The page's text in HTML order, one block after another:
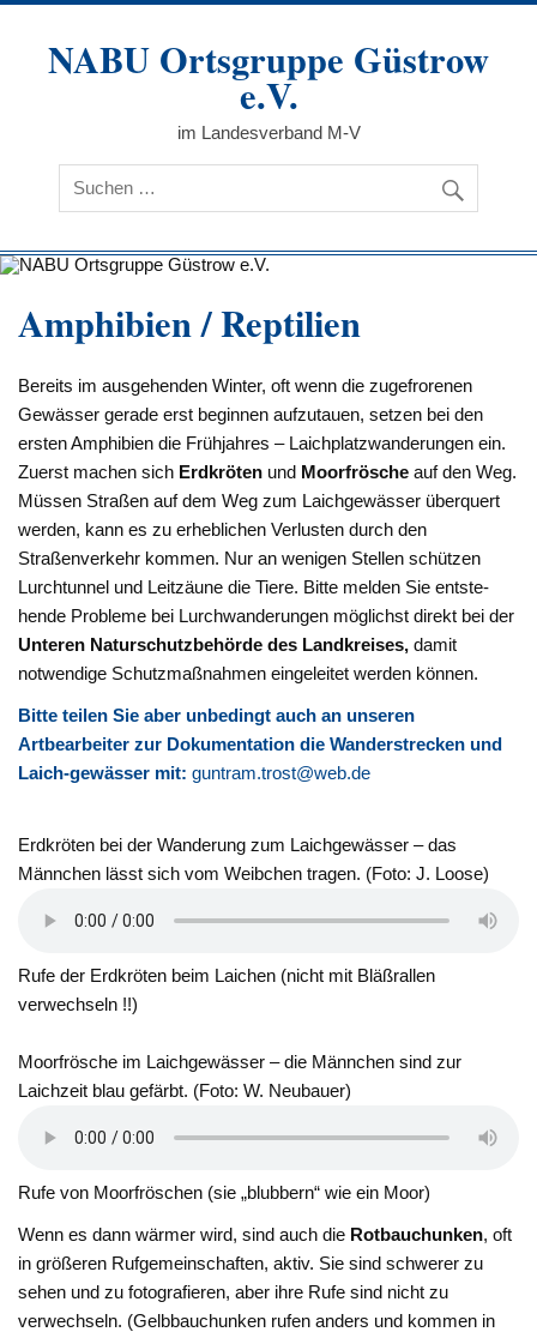
Zum
springenNABU Ortsgruppe Güstrow
e.V.
im Landesverband M-V
Amphibien / Reptilien
Bereits im ausgehenden Winter, oft wenn die zugefrorenen
Gewässer gerade erst beginnen aufzutauen, setzen bei den
ersten Amphibien die Frühjahres – Laichplatzwanderungen ein.
Zuerst machen sich Erdkröten und Moorfrösche auf den Weg.
Müssen Straßen auf dem Weg zum Laichgewässer überquert
werden, kann es zu erheblichen Verlusten durch den
Straßenverkehr kommen. Nur an wenigen Stellen schützen
Lurchtunnel und Leitzäune die Tiere. Bitte melden Sie entste-
hende Probleme bei Lurchwanderungen möglichst direkt bei der
Unteren Naturschutzbehörde des Landkreises,damit
notwendige Schutzmaßnahmen eingeleitet werden können.
Bitte teilen Sie aber unbedingt auch an unseren
Artbearbeiter zur Dokumentation die Wanderstrecken und
Laich-gewässer mit:guntram.trost@web.de
Erdkröten bei der Wanderung zum Laichgewässer – das
Männchen lässt sich vom Weibchen tragen. (Foto: J. Loose)
Rufe der Erdkröten beim Laichen (nicht mit Bläßrallen
verwechseln !!)
Moorfrösche im Laichgewässer – die Männchen sind zur
Laichzeit blau gefärbt. (Foto: W. Neubauer)
Rufe von Moorfröschen (sie „blubbern“ wie ein Moor)
Wenn es dann wärmer wird, sind auch die Rotbauchunken, oft
in größeren Rufgemeinschaften, aktiv. Sie sind schwerer zu
sehen und zu fotografieren, aber ihre Rufe sind nicht zu
verwechseln. (Gelbbauchunken rufen anders und kommen in